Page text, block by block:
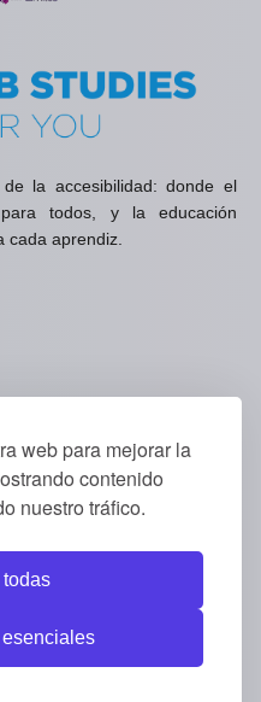
web para mejorar la
contenido
nuestro tráfico.
la accesibilidad: donde el
todos, y la educación
cada aprendiz.
Instagram